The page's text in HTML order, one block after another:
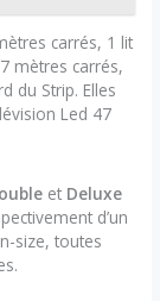
carrés, 1 lit
mètres carrés,
du Strip. Elles
Led 47
et Deluxe
d’un
size, toutes